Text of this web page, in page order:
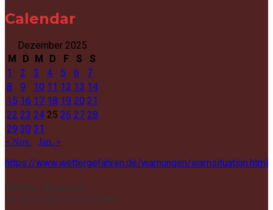
Calendar
Dezember 2025
M
D M D F S
S
1
2 3 4 5 6
7
8
9 10 11 12 13 14
15 16 17 18 19 20 21
22 23 24 25 26 27 28
29 30 31
« Nov. Jan. »
https://www.wettergefahren.de/warnungen/warnsituation.html